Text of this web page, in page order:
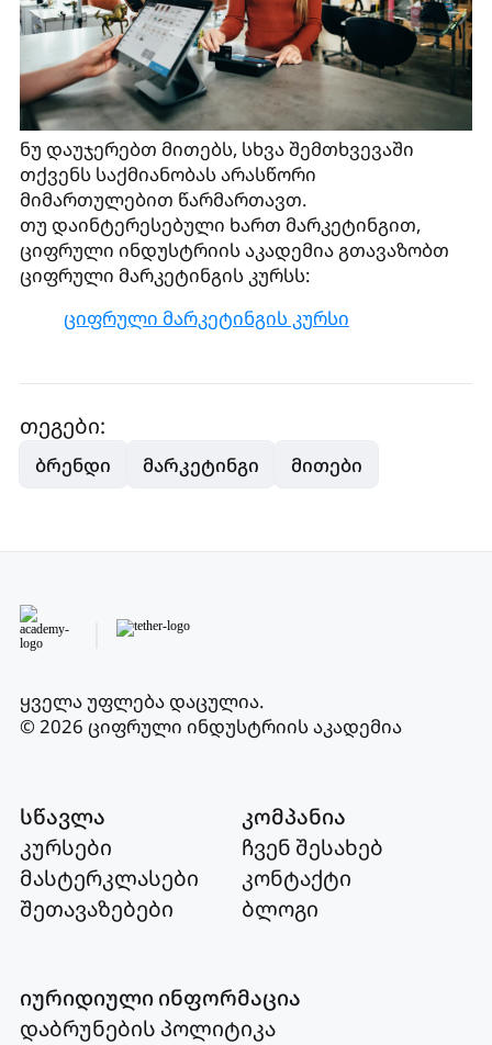
ნუ დაუჯერებთ მითებს, სხვა შემთხვევაში
თქვენს საქმიანობას არასწორი
მიმართულებით წარმართავთ.
თუ დაინტერესებული ხართ მარკეტინგით,
ციფრული ინდუსტრიის აკადემია გთავაზობთ
ციფრული მარკეტინგის კურსს:
ციფრული მარკეტინგის კურსი
თეგები:
ბრენდი მარკეტინგი მითები
ყველა უფლება დაცულია.
© 2026 ციფრული ინდუსტრიის აკადემია
სწავლა
კურსები
მასტერკლასები
შეთავაზებები
კომპანია
ჩვენ შესახებ
კონტაქტი
ბლოგი
იურიდიული ინფორმაცია
დაბრუნების პოლიტიკა